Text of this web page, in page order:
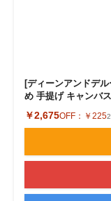
[ディーンアンドデ
め 手提げ キャンバ
￥2,675OFF： ￥225